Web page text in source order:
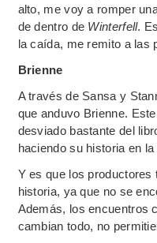
alto, me voy a romper
de dentro de Winterfell.
la caída, me remito a las
Brienne
A través de Sansa y
que anduvo Brienne.
desviado bastante del
haciendo su historia en
Y es que los productores
historia, ya que no se
Además, los encuentros
cambian todo, no